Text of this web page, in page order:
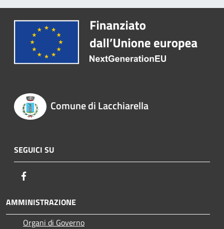
Comune di Lacchiarella
SEGUICI SU
AMMINISTRAZIONE
Organi di Governo